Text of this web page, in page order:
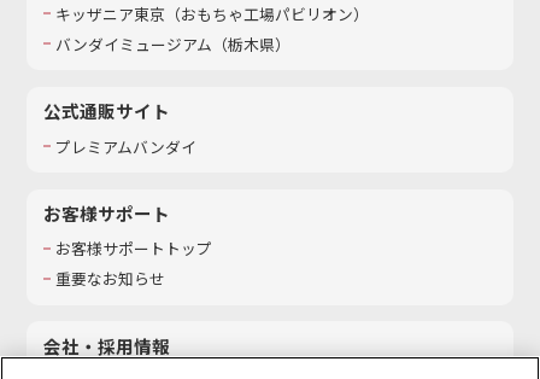
キッザニア東京（おもちゃ工場パビリオン）​
バンダイミュージアム（栃木県）
公式通販サイト
プレミアムバンダイ
お客様サポート
お客様サポートトップ
重要なお知らせ
会社・採用情報